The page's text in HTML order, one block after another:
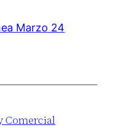
Marzo 24
Comercial